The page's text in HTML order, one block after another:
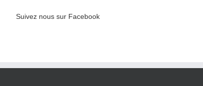
Suivez nous sur Facebook